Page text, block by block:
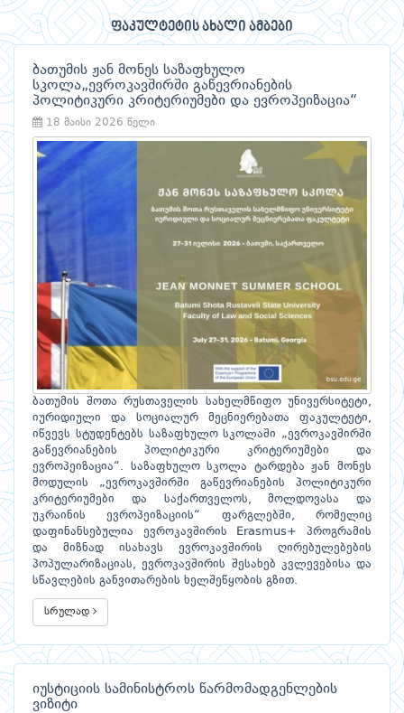
ფაკულტეტის ახალი ამბები
ბათუმის ჟან მონეს საზაფხულო
სკოლა„ევროკავშირში გაწევრიანების
პოლიტიკური კრიტერიუმები და ევროპეიზაცია“
18 მაისი 2026 წელი
ბათუმის შოთა რუსთაველის სახელმწიფო უნივერსიტეტი,
იურიდიული და სოციალურ მეცნიერებათა ფაკულტეტი,
იწვევს სტუდენტებს საზაფხულო სკოლაში „ევროკავშირში
გაწევრიანების პოლიტიკური კრიტერიუმები და
ევროპეიზაცია“. საზაფხულო სკოლა ტარდება ჟან მონეს
მოდულის „ევროკავშირში გაწევრიანების პოლიტიკური
კრიტერიუმები და საქართველოს, მოლდოვასა და
უკრაინის ევროპეიზაციის“ ფარგლებში, რომელიც
დაფინანსებულია ევროკავშირის Erasmus+ პროგრამის
და მიზნად ისახავს ევროკავშირის ღირებულებების
პოპულარიზაციას, ევროკავშირის შესახებ კვლევებისა და
სწავლების განვითარების ხელშეწყობის გზით.
სრულად
იუსტიციის სამინისტროს წარმომადგენლების
ვიზიტი